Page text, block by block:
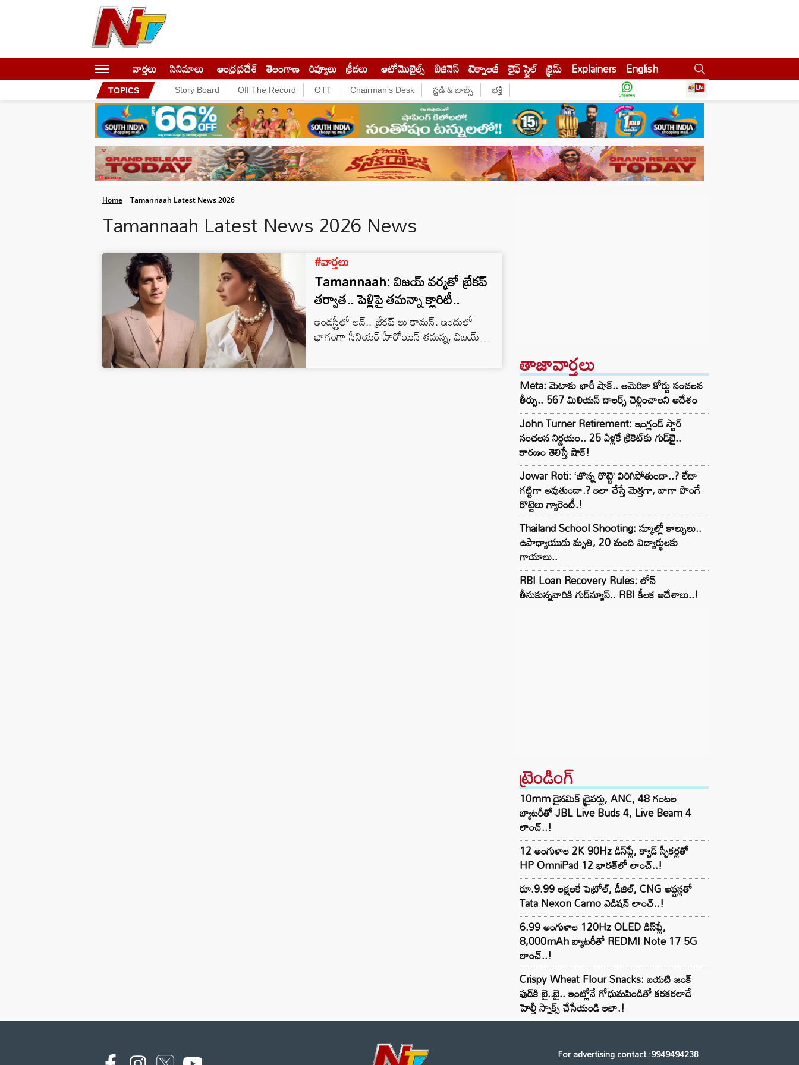
వార్తలు సినిమాలు ఆంధ్రప్రదేశ్ తెలంగాణ రివ్యూలు క్రీడలు ఆటోమొబైల్స్ బిజినెస్‌ టెక్నాలజీ లైఫ్ స్టైల్ క్రైమ్ Explainers English
TOPICS Story Board Off The Record OTT Chairman's Desk స్టడీ & జాబ్స్ భక్తి
Home Tamannaah Latest News 2026
Tamannaah Latest News 2026 News
#వార్తలు
Tamannaah: విజయ్ వర్మతో బ్రేకప్
తర్వాత.. పెళ్లిపై తమన్నా క్లారిటీ..
ఇండస్ట్రీలో లవ్.. బ్రేకప్ లు కామన్. ఇందులో
భాగంగా సీనియర్ హీరోయిన్ తమన్న, విజయ్
తాజావార్తలు
Meta: మెటాకు భారీ షాక్.. అమెరికా కోర్టు సంచలన
తీర్పు.. 567 మిలియన్ డాలర్స్ చెల్లించాలని ఆదేశం
John Turner Retirement: ఇంగ్లండ్ స్టార్
సంచలన నిర్ణయం.. 25 ఏళ్లకే క్రికెట్‌కు గుడ్‌బై..
కారణం తెలిస్తే షాక్!
Jowar Roti: ‘జొన్న రొట్టె’ విరిగిపోతుందా..? లేదా
గట్టిగా అవుతుందా.? ఇలా చేస్తే మెత్తగా, బాగా పొంగే
రొట్టెలు గ్యారెంటీ.!
Thailand School Shooting: స్కూల్లో కాల్పులు..
ఉపాధ్యాయుడు మృతి, 20 మంది విద్యార్థులకు
గాయాలు..
RBI Loan Recovery Rules: లోన్
తీసుకున్నవారికి గుడ్‌న్యూస్.. RBI కీలక ఆదేశాలు..!
ట్రెండింగ్‌
10mm డైనమిక్ డ్రైవర్లు, ANC, 48 గంటల
బ్యాటరీతో JBL Live Buds 4, Live Beam 4
లాంచ్..!
12 అంగుళాల 2K 90Hz డిస్‌ప్లే, క్వాడ్ స్పీకర్లతో
HP OmniPad 12 భారత్‌లో లాంచ్..!
రూ.9.99 లక్షలకే పెట్రోల్, డీజిల్, CNG ఆప్షన్లతో
Tata Nexon Camo ఎడిషన్ లాంచ్..!
6.99 అంగుళాల 120Hz OLED డిస్‌ప్లే,
8,000mAh బ్యాటరీతో REDMI Note 17 5G
లాంచ్..!
Crispy Wheat Flour Snacks: బయటి జంక్
ఫుడ్‌కి బై..బై.. ఇంట్లోనే గోధుమపిండితో కరకరలాడే
హెల్తీ స్నాక్స్ చేసేయండి ఇలా.!
For advertising contact :9949494238